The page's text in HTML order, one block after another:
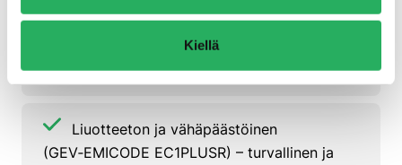
Kiellä
Nopea lujuudenkehitys ja peitettävyys –
mahdollistaa ripeän työskentelyn ja lyhyet
seisokkiajat
Liuotteeton ja vähäpäästöinen
(GEV‑EMICODE EC1PLUSR) – turvallinen ja